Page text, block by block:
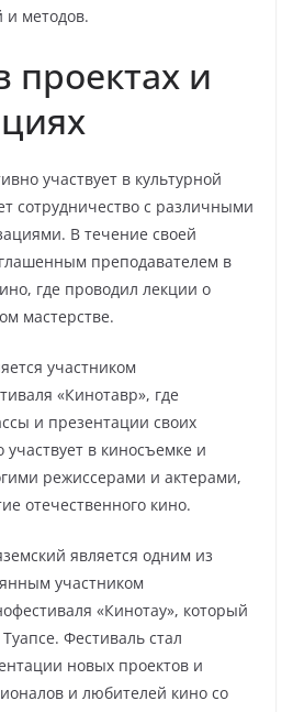
и методов.
проектах и
участвует в культурной
сотрудничество с различными
В течение своей
преподавателем в
где проводил лекции о
мастерстве.
участником
«Кинотавр», где
и презентации своих
в киносъемке и
режиссерами и актерами,
отечественного кино.
является одним из
участником
«Кинотау», который
Фестиваль стал
новых проектов и
и любителей кино со